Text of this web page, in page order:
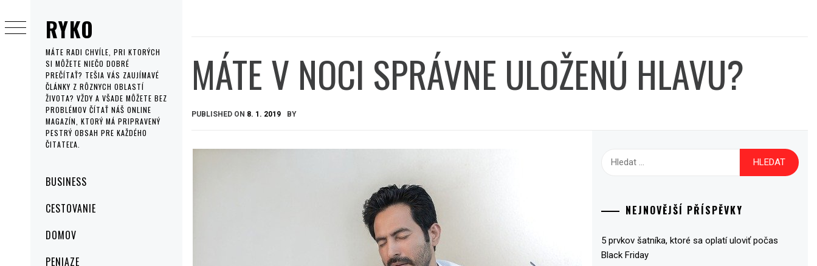
RYKO
MÁTE RADI CHVÍLE, PRI KTORÝCH
SI MÔŽETE NIEČO DOBRÉ
PREČÍTAŤ? TEŠIA VÁS ZAUJÍMAVÉ
ČLÁNKY Z RÔZNYCH OBLASTÍ
ŽIVOTA? VŽDY A VŠADE MÔŽETE BEZ
PROBLÉMOV ČÍTAŤ NÁŠ ONLINE
MAGAZÍN, KTORÝ MÁ PRIPRAVENÝ
PESTRÝ OBSAH PRE KAŽDÉHO
ČITATEĽA.
MenuBUSINESS
CESTOVANIE
DOMOV
PENIAZE
to
content
MÁTE V NOCI SPRÁVNE ULOŽENÚ HLAVU?
PUBLISHED ON 8. 1. 2019 BY
NEJNOVĚJŠÍ PŘÍSPĚVKY
5 prvkov šatníka, ktoré sa oplatí uloviť počas
Black Friday